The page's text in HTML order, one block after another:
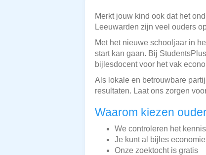
Merkt jouw kind ook dat het
Leeuwarden zijn veel ouders
Met het nieuwe schooljaar in
start kan gaan. Bij
bijlesdocent voor het vak
Als lokale en betrouwbare
resultaten. Laat ons zorgen
Waarom kiezen
We controleren het
Je kunt al bijles
Onze zoektocht is gratis